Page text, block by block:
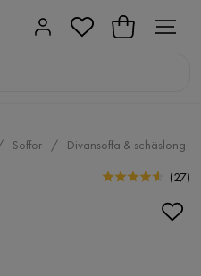
Soffor
Divansoffa & schäslong
(27)